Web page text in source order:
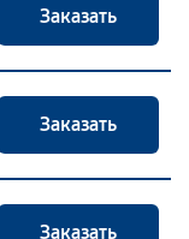
Заказать
Заказать
Заказать